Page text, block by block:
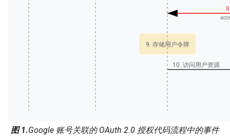
9. 存储用户令牌
10. 访问用户资源
图 1.Google 账号关联的 OAuth 2.0 授权代码流程中的事件